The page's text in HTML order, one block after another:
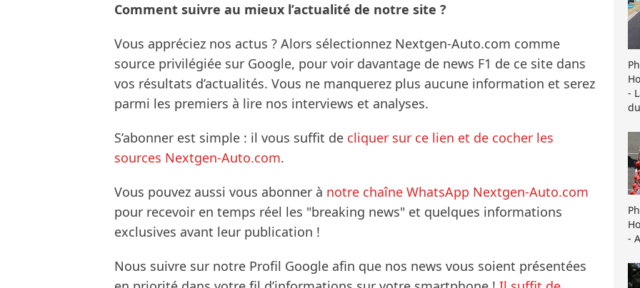
Comment suivre au mieux l’actualité de notre site ?
Vous appréciez nos actus ? Alors sélectionnez Nextgen-Auto.com comme
source privilégiée sur Google, pour voir davantage de news F1 de ce site dans
vos résultats d’actualités. Vous ne manquerez plus aucune information et serez
parmi les premiers à lire nos interviews et analyses.
S’abonner est simple : il vous suffit de cliquer sur ce lien et de cocher les
sources Nextgen-Auto.com.
Vous pouvez aussi vous abonner à notre chaîne WhatsApp Nextgen-Auto.com
pour recevoir en temps réel les "breaking news" et quelques informations
exclusives avant leur publication !
Nous suivre sur notre Profil Google afin que nos news vous soient présentées
-
-